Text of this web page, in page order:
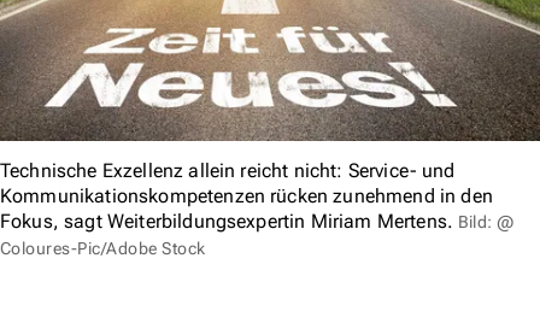
Technische Exzellenz allein reicht nicht: Service- und
Kommunikationskompetenzen rücken zunehmend in den
Fokus, sagt Weiterbildungsexpertin Miriam Mertens. Bild: @
Coloures-Pic/Adobe Stock